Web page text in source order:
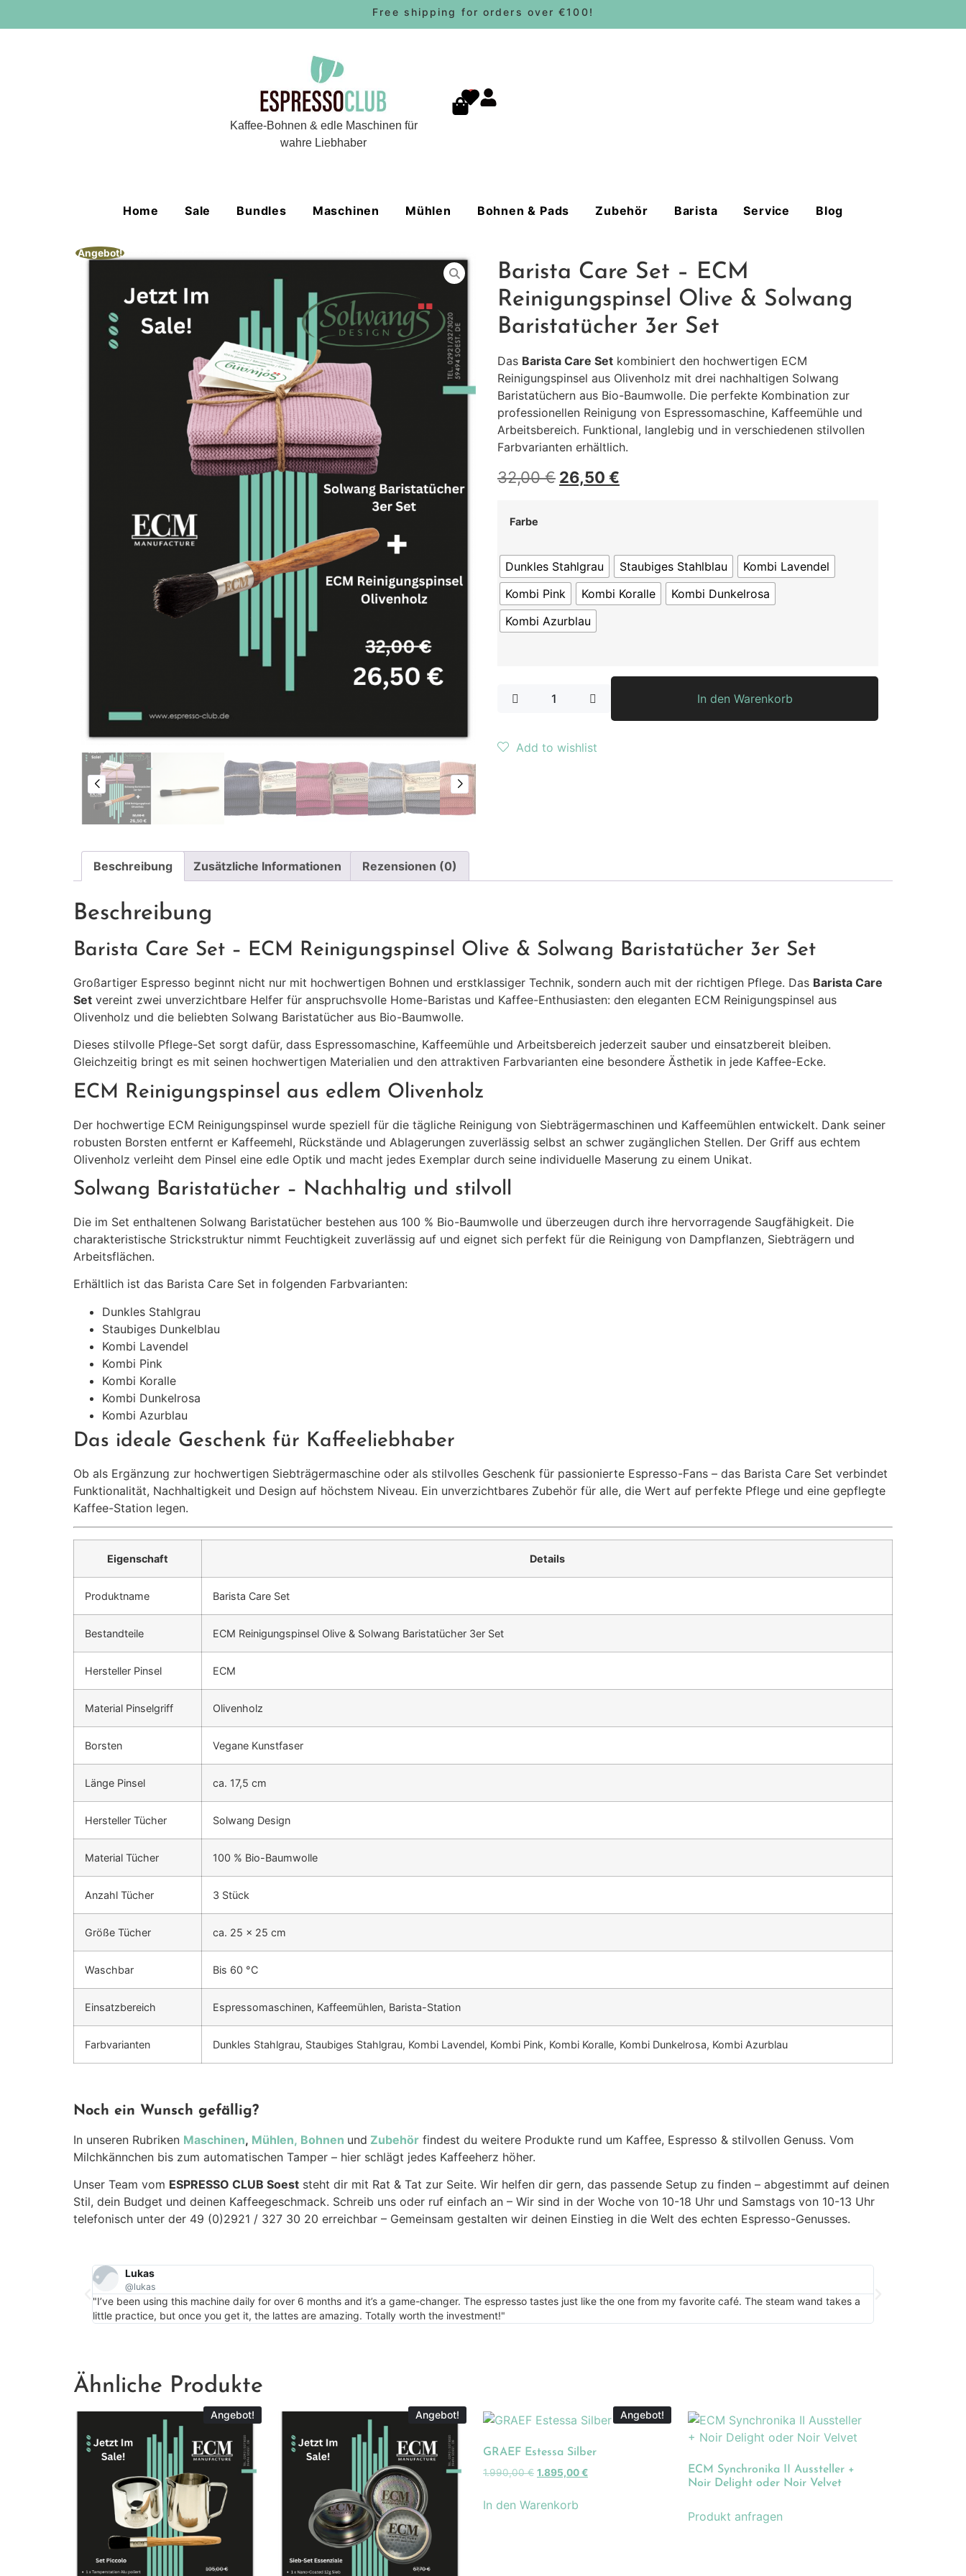
Free shipping for orders over €100!
Kaffee-Bohnen & edle Maschinen für
wahre Liebhaber
0
Home Sale Bundles Maschinen Mühlen Bohnen & Pads Zubehör Barista Service Blog
Angebot!
Barista Care Set – ECM
Reinigungspinsel Olive & Solwang
Baristatücher 3er Set
Das Barista Care Set kombiniert den hochwertigen ECM
Reinigungspinsel aus Olivenholz mit drei nachhaltigen Solwang
Baristatüchern aus Bio-Baumwolle. Die perfekte Kombination zur
professionellen Reinigung von Espressomaschine, Kaffeemühle und
Arbeitsbereich. Funktional, langlebig und in verschiedenen stilvollen
Farbvarianten erhältlich.
32,00€ 26,50 €
Farbe
Dunkles Stahlgrau Staubiges Stahlblau
Kombi Lavendel
Kombi Pink
Kombi Koralle
Kombi Dunkelrosa
Kombi Azurblau
In den Warenkorb
Add to wishlist
Beschreibung Zusätzliche Informationen Rezensionen (0)
Beschreibung
Barista Care Set – ECM Reinigungspinsel Olive & Solwang Baristatücher 3er Set
Großartiger Espresso beginnt nicht nur mit hochwertigen Bohnen und erstklassiger Technik, sondern auch mit der richtigen Pflege. Das Barista Care
Set vereint zwei unverzichtbare Helfer für anspruchsvolle Home-Baristas und Kaffee-Enthusiasten: den eleganten ECM Reinigungspinsel aus
Olivenholz und die beliebten Solwang Baristatücher aus Bio-Baumwolle.
Dieses stilvolle Pflege-Set sorgt dafür, dass Espressomaschine, Kaffeemühle und Arbeitsbereich jederzeit sauber und einsatzbereit bleiben.
Gleichzeitig bringt es mit seinen hochwertigen Materialien und den attraktiven Farbvarianten eine besondere Ästhetik in jede Kaffee-Ecke.
ECM Reinigungspinsel aus edlem Olivenholz
Der hochwertige ECM Reinigungspinsel wurde speziell für die tägliche Reinigung von Siebträgermaschinen und Kaffeemühlen entwickelt. Dank seiner
robusten Borsten entfernt er Kaffeemehl, Rückstände und Ablagerungen zuverlässig selbst an schwer zugänglichen Stellen. Der Griff aus echtem
Olivenholz verleiht dem Pinsel eine edle Optik und macht jedes Exemplar durch seine individuelle Maserung zu einem Unikat.
Solwang Baristatücher – Nachhaltig und stilvoll
Die im Set enthaltenen Solwang Baristatücher bestehen aus 100 % Bio-Baumwolle und überzeugen durch ihre hervorragende Saugfähigkeit. Die
charakteristische Strickstruktur nimmt Feuchtigkeit zuverlässig auf und eignet sich perfekt für die Reinigung von Dampflanzen, Siebträgern und
Arbeitsflächen.
Erhältlich ist das Barista Care Set in folgenden Farbvarianten:
Dunkles Stahlgrau
Staubiges Dunkelblau
Kombi Lavendel
Kombi Pink
Kombi Koralle
Kombi Dunkelrosa
Kombi Azurblau
Das ideale Geschenk für Kaffeeliebhaber
Ob als Ergänzung zur hochwertigen Siebträgermaschine oder als stilvolles Geschenk für passionierte Espresso-Fans – das Barista Care Set verbindet
Funktionalität, Nachhaltigkeit und Design auf höchstem Niveau. Ein unverzichtbares Zubehör für alle, die Wert auf perfekte Pflege und eine gepflegte
Kaffee-Station legen.
Eigenschaft Details
Produktname Barista Care Set
Bestandteile ECM Reinigungspinsel Olive & Solwang Baristatücher 3er Set
Hersteller Pinsel ECM
Material Pinselgriff Olivenholz
Borsten Vegane Kunstfaser
Länge Pinsel ca. 17,5 cm
Hersteller Tücher Solwang Design
Material Tücher 100 % Bio-Baumwolle
Anzahl Tücher 3 Stück
Größe Tücher ca. 25 x 25 cm
Waschbar Bis 60 °C
Einsatzbereich Espressomaschinen, Kaffeemühlen, Barista-Station
Farbvarianten Dunkles Stahlgrau, Staubiges Stahlgrau, Kombi Lavendel, Kombi Pink, Kombi Koralle, Kombi Dunkelrosa, Kombi Azurblau
Noch ein Wunsch gefällig?
In unseren Rubriken Maschinen, Mühlen, Bohnen und Zubehör findest du weitere Produkte rund um Kaffee, Espresso & stilvollen Genuss. Vom
Milchkännchen bis zum automatischen Tamper – hier schlägt jedes Kaffeeherz höher.
Unser Team vom ESPRESSO CLUB Soest steht dir mit Rat & Tat zur Seite. Wir helfen dir gern, das passende Setup zu finden – abgestimmt auf deinen
Stil, dein Budget und deinen Kaffeegeschmack. Schreib uns oder ruf einfach an – Wir sind in der Woche von 10-18 Uhr und Samstags von 10-13 Uhr
telefonisch unter der 49 (0)2921 / 327 30 20 erreichbar – Gemeinsam gestalten wir deinen Einstieg in die Welt des echten Espresso-Genusses.
Lukas
@lukas
"I’ve been using this machine daily for over 6 months and it’s a game-changer. The espresso tastes just like the one from my favorite café. The steam wand takes a
little practice, but once you get it, the lattes are amazing. Totally worth the investment!"
Ähnliche Produkte
Angebot! Angebot! Angebot!
GRAEF Estessa Silber
1.990,00€ 1.895,00€
In den Warenkorb
ECM Synchronika II Aussteller +
Noir Delight oder Noir Velvet
Produkt anfragen